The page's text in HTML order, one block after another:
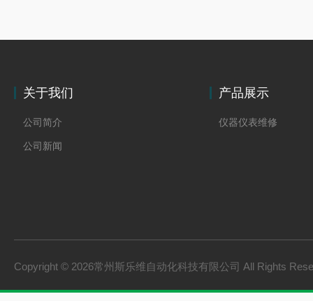
关于我们
公司简介
公司新闻
产品展示
仪器仪表维修
Copyright © 2026常州斯乐维自动化科技有限公司 All Rights